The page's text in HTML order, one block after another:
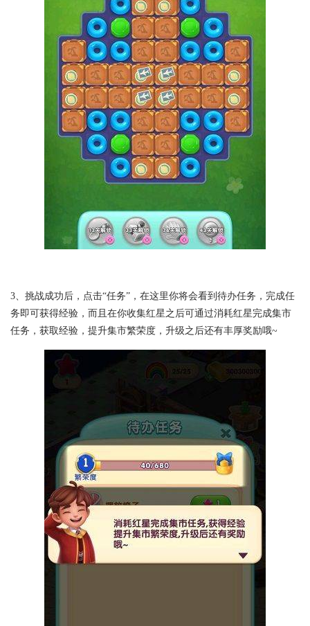
3、挑战成功后，点击“任务”，在这里你将会看到待办任务，完成任
务即可获得经验，而且在你收集红星之后可通过消耗红星完成集市
任务，获取经验，提升集市繁荣度，升级之后还有丰厚奖励哦~